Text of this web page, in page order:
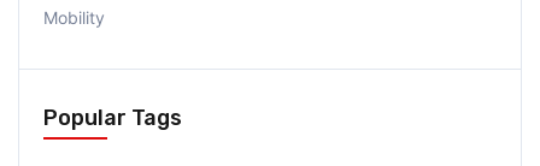
Mobility
Popular Tags